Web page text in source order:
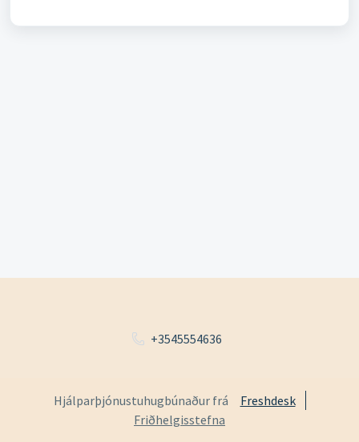
+3545554636
Hjálparþjónustuhugbúnaður frá
Freshdesk
Friðhelgisstefna